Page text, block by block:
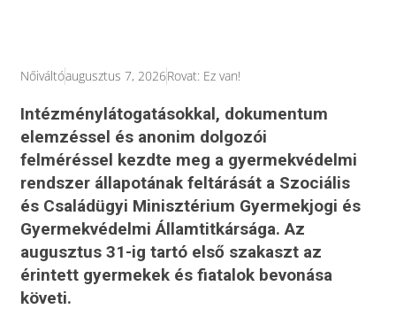
Nőiváltóaugusztus 7, 2026Rovat: Ez van!
Intézménylátogatásokkal, dokumentum
elemzéssel és anonim dolgozói
felméréssel kezdte meg a gyermekvédelmi
rendszer állapotának feltárását a Szociális
és Családügyi Minisztérium Gyermekjogi és
Gyermekvédelmi Államtitkársága. Az
augusztus 31-ig tartó első szakaszt az
érintett gyermekek és fiatalok bevonása
követi.